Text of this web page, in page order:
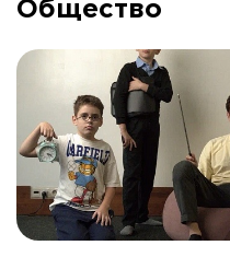
Общество